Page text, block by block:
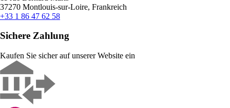
37270 Montlouis-sur-Loire, Frankreich
+33 1 86 47 62 58
Sichere Zahlung
Kaufen Sie sicher auf unserer Website ein